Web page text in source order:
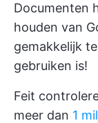
Documenten
houden van
gemakkelijk
gebruiken is!
Feit
meer dan 1